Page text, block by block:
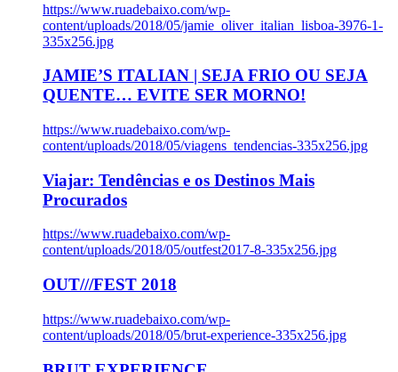
https://www.ruadebaixo.com/wp-
content/uploads/2018/05/jamie_oliver_italian_lisboa-3976-1-
335x256.jpg
JAMIE’S ITALIAN | SEJA FRIO OU SEJA
QUENTE… EVITE SER MORNO!
https://www.ruadebaixo.com/wp-
content/uploads/2018/05/viagens_tendencias-335x256.jpg
Viajar: Tendências e os Destinos Mais
Procurados
https://www.ruadebaixo.com/wp-
content/uploads/2018/05/outfest2017-8-335x256.jpg
OUT///FEST 2018
https://www.ruadebaixo.com/wp-
content/uploads/2018/05/brut-experience-335x256.jpg